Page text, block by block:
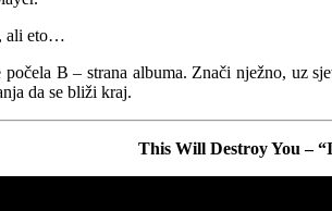
ali eto…
B – strana albuma. Znači nježno, uz
da se bliži kraj.
This Will Destroy You –